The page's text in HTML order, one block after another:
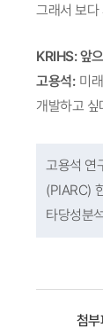
그래서 보다
KRIHS: 앞
고용석:미래
개발하고
고용석 연
(PIARC)
타당성분
첨부